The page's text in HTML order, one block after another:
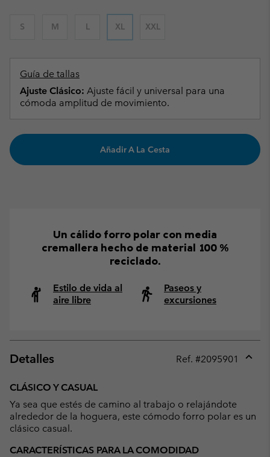
S M L XL XXL
Guía de tallas
Ajuste Clásico: Ajuste fácil y universal para una
cómoda amplitud de movimiento.
Añadir A La Cesta
Un cálido forro polar con media
cremallera hecho de material 100 %
reciclado.
Estilo de vida al
aire libre
Paseos y
excursiones
Detalles Ref. #2095901
CLÁSICO Y CASUAL
Ya sea que estés de camino al trabajo o relajándote
alrededor de la hoguera, este cómodo forro polar es un
clásico casual.
CARACTERÍSTICAS PARA LA COMODIDAD